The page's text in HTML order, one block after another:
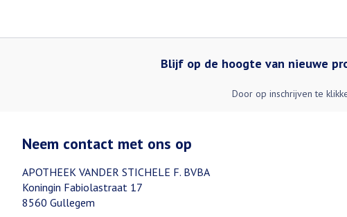
Blijf op de hoogte van nieuwe
Door op inschrijven te
Neem contact met ons op
APOTHEEK VANDER STICHELE F. BVBA
Koningin Fabiolastraat 17
8560 Gullegem